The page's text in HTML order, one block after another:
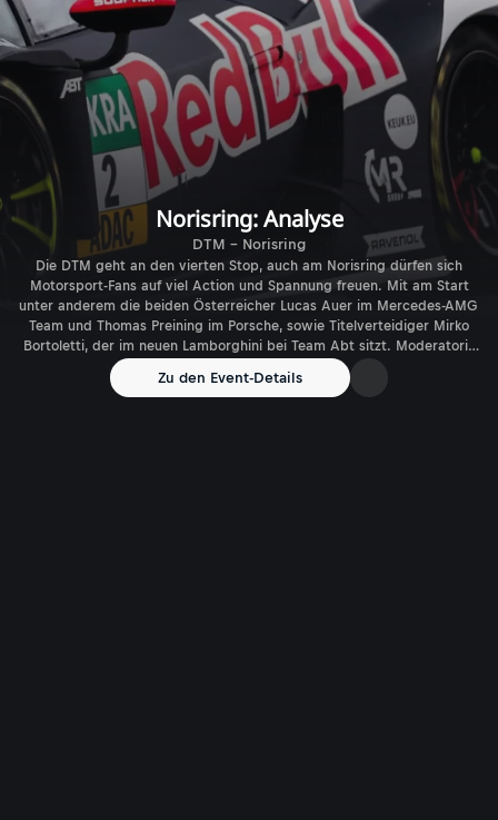
Norisring: Analyse
DTM - Norisring
Die DTM geht an den vierten Stop, auch am Norisring dürfen sich
Motorsport-Fans auf viel Action und Spannung freuen. Mit am Start
unter anderem die beiden Österreicher Lucas Auer im Mercedes-AMG
Team und Thomas Preining im Porsche, sowie Titelverteidiger Mirko
Bortoletti, der im neuen Lamborghini bei Team Abt sitzt. Moderatorin
Nicole Oberlechner liefert vor Ort Stimmungsberichte, News und
Interviews Kommentator Walter Zipser wird in ausgewählten Rennen
Zu den Event-Details